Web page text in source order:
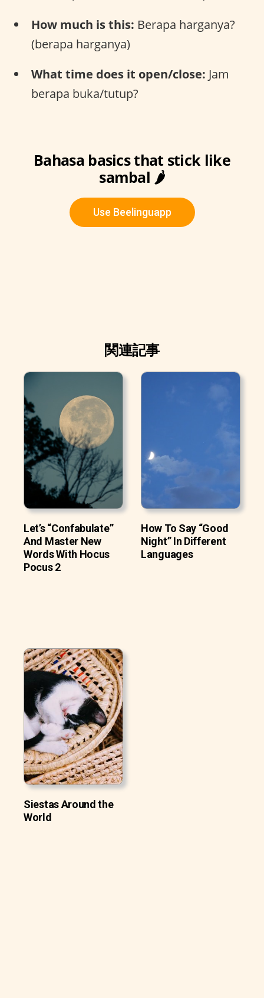
How much is this: Berapa harganya?
(berapa harganya)
What time does it open/close: Jam
berapa buka/tutup?
Bahasa basics that stick like
sambal 🌶️
Use Beelinguapp
関連記事
Let’s “Confabulate”
And Master New
Words With Hocus
Pocus 2
How To Say “Good
Night” In Different
Languages
Siestas Around the
World